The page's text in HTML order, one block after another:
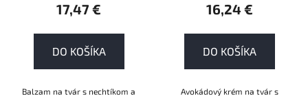
17,47 €
DO KOŠÍKA
Balzam na tvár s nechtíkom a
16,24 €
DO KOŠÍKA
Avokádový krém na tvár s